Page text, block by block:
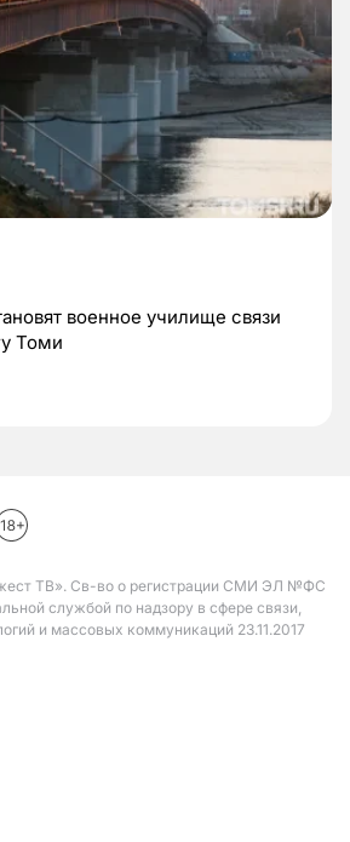
военное училище связи
Томи
ТВ». Св-во о регистрации СМИ ЭЛ №ФС
службой по надзору в сфере связи,
и массовых коммуникаций 23.11.2017